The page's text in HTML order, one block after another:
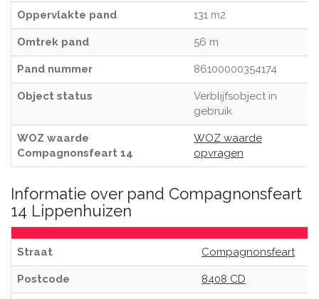
Oppervlakte pand 131 m2
Omtrek pand 56 m
Pand nummer 86100000354174
Object status
Verblijfsobject in
gebruik
WOZ waarde
Compagnonsfeart 14
WOZ waarde
opvragen
Informatie over pand Compagnonsfeart
14 Lippenhuizen
Straat Compagnonsfeart
Postcode 8408 CD